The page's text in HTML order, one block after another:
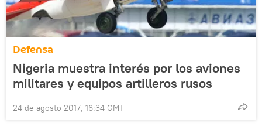
Defensa
Nigeria muestra interés por los aviones
militares y equipos artilleros rusos
24 de agosto 2017, 16:34 GMT